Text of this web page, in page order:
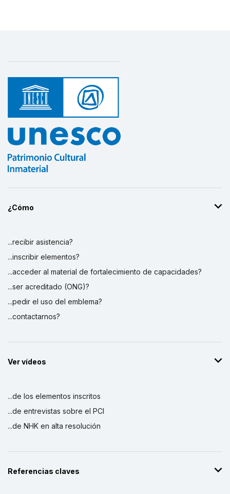
¿Cómo
...recibir asistencia?
...inscribir elementos?
...acceder al material de fortalecimiento de capacidades?
...ser acreditado (ONG)?
...pedir el uso del emblema?
...contactarnos?
Ver vídeos
...de los elementos inscritos
...de entrevistas sobre el PCI
...de NHK en alta resolución
Referencias claves